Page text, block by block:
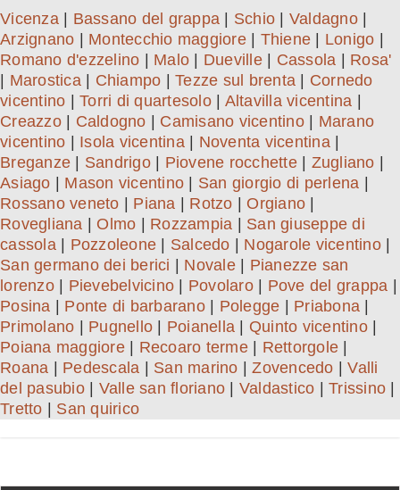
Vicenza| Bassano del grappa Schio Valdagno|
Arzignano
Montecchio maggiore| Thiene Lonigo
Romano d'ezzelino
Malo Dueville| Cassola
Rosa'
Marostica| Chiampo Tezze sul brenta
Cornedo
vicentino
Torri di quartesolo| Altavilla vicentina
Creazzo| Caldogno Camisano vicentino| Marano
vicentino
Isola vicentina| Noventa vicentina|
Breganze
Sandrigo| Piovene rocchette| Zugliano
Asiago
Mason vicentino San giorgio di perlena
Rossano veneto
Piana Rotzo Orgiano
Rovegliana
Olmo Rozzampia
San giuseppe di
cassola| Pozzoleone Salcedo Nogarole vicentino|
San germano dei berici
Novale| Pianezze san
lorenzo| Pievebelvicino Povolaro| Pove del grappa
Posina
Ponte di barbarano| Polegge Priabona
Primolano
Pugnello Poianella Quinto vicentino|
Poiana maggiore| Recoaro terme| Rettorgole
Roana
Pedescala San marino |Zovencedo |Valli
del pasubio| Valle san floriano Valdastico Trissino
Tretto
San quirico